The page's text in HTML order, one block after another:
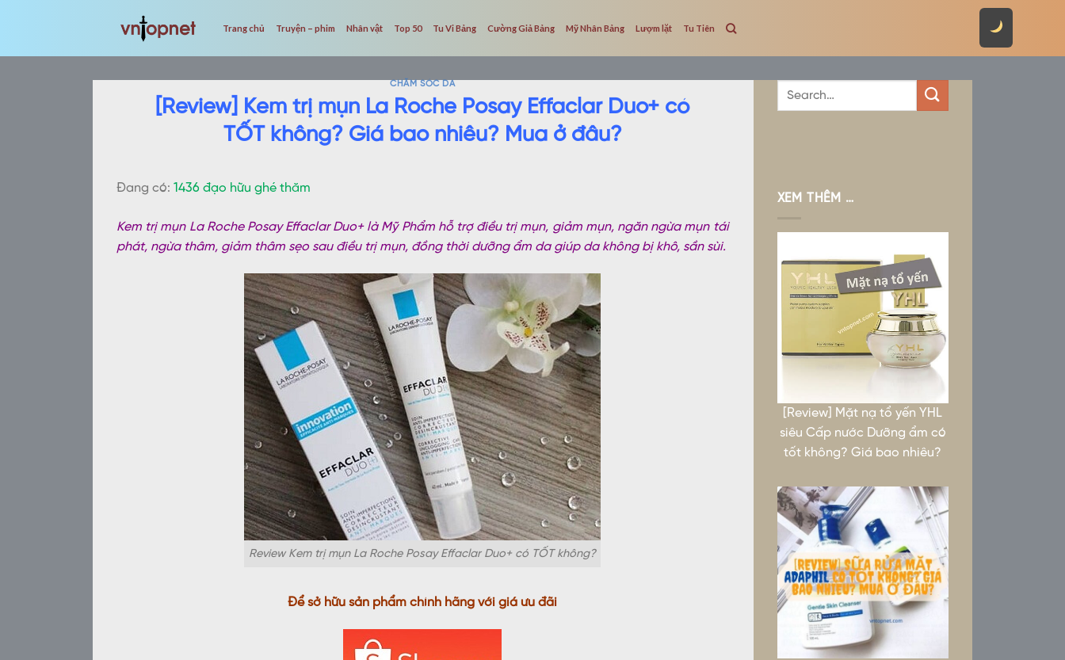
Trang chủ Truyện – phim Nhân vật Top 50 Tu Vi Bảng Cường Giả Bảng Mỹ Nhân Bảng Lượm lặt Tu Tiên
CHĂM SÓC DA
[Review] Kem trị mụn La Roche Posay Effaclar Duo+ có
TỐT không? Giá bao nhiêu? Mua ở đâu?
Đang có: 1436 đạo hữu ghé thăm
Kem trị mụn La Roche Posay Effaclar Duo+ là Mỹ Phẩm hỗ trợ điều trị mụn, giảm mụn, ngăn ngừa mụn tái
phát, ngừa thâm, giảm thâm sẹo sau điều trị mụn, đồng thời dưỡng ẩm da giúp da không bị khô, sần sùi.
Review Kem trị mụn La Roche Posay Effaclar Duo+ có TỐT không?
Để sở hữu sản phẩm chính hãng với giá ưu đãi
XEM THÊM …
[Review] Mặt nạ tổ yến YHL
siêu Cấp nước Dưỡng ẩm có
tốt không? Giá bao nhiêu?